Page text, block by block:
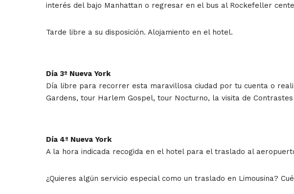
interés del bajo Manhattan o regresar en el bus al Rockefeller
Tarde libre a su disposición. Alojamiento en el hotel.
Día 3º Nueva York
Día libre para recorrer esta maravillosa ciudad por tu cuenta o
Gardens, tour Harlem Gospel, tour Nocturno, la visita de
Día 4º Nueva York
A la hora indicada recogida en el hotel para el traslado al
¿Quieres algún servicio especial como un traslado en Limousina?